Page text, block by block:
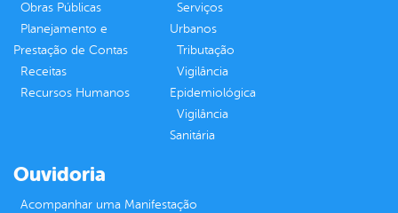
Obras Públicas
Planejamento e
Prestação de Contas
Receitas
Recursos Humanos
Serviços
Urbanos
Tributação
Vigilância
Epidemiológica
Vigilância
Sanitária
Ouvidoria
Acompanhar uma Manifestação